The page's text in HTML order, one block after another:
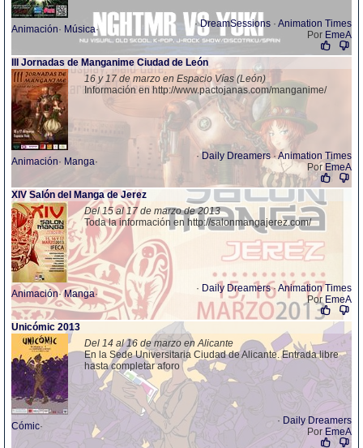
Animación· Música· ·DreamSessions · Animation Times
Por EmeA
III Jornadas de Manganime Ciudad de León
16 y 17 de marzo en Espacio Vías (León)
Información en http://www.pactojanas.com/manganime/
Animación· Manga· ·Daily Dreamers· Animation Times
PorEmeA
XIV Salón del Manga de Jerez
Del 15 al 17 de marzo de 2013
Toda la información en http://salonmangajerez.com/
Animación·Manga· · Daily Dreamers·Animation Times
Por EmeA
Unicómic 2013
Del 14 al 16 de marzo en Alicante
En la Sede Universitaria Ciudad de Alicante. Entrada libre
hasta completar aforo
Cómic· · Daily Dreamers
Por EmeA